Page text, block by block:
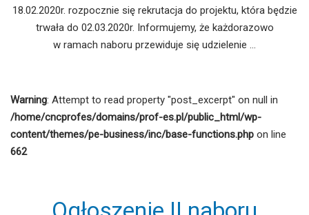
18.02.2020r. rozpocznie się rekrutacja do projektu, która będzie
trwała do 02.03.2020r. Informujemy, że każdorazowo
w ramach naboru przewiduje się udzielenie …
Warning: Attempt to read property "post_excerpt" on null in
/home/cncprofes/domains/prof-es.pl/public_html/wp-
content/themes/pe-business/inc/base-functions.php on line
662